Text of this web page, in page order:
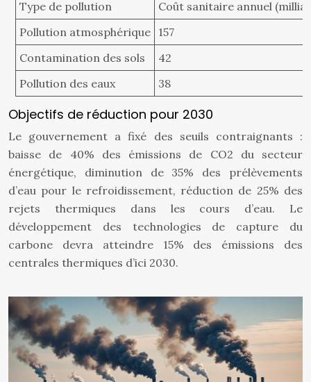
Type de pollution
Coût sanitaire annuel
Pollution atmosphérique 157
Contamination des sols
42
Pollution des eaux
38
Objectifs de réduction pour 2030
Le gouvernement a fixé des seuils contraignants :
baisse de 40% des émissions de CO2 du secteur
énergétique, diminution de 35% des prélèvements
d’eau pour le refroidissement, réduction de 25% des
rejets thermiques dans les cours d’eau. Le
développement des technologies de capture du
carbone devra atteindre 15% des émissions des
centrales thermiques d’ici 2030.